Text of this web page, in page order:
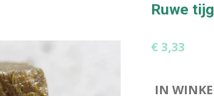
Ruwe
€ 3,33
IN